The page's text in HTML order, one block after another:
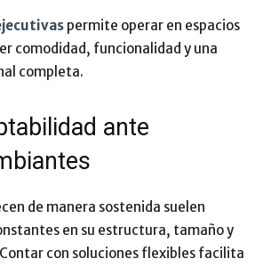
permite operar en espacios
comodidad, funcionalidad y una
completa.
ante
de manera sostenida suelen
en su estructura, tamaño y
con soluciones flexibles facilita